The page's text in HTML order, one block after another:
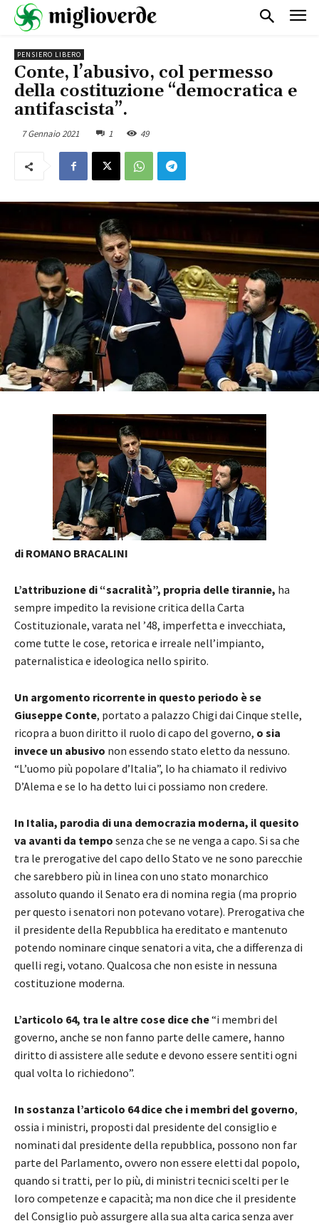
PENSIERO LIBERO
Conte, l’abusivo, col permesso
della costituzione “democratica e
antifascista”.
7 Gennaio 2021 1 49
di ROMANO BRACALINI
L’attribuzione di “sacralità”, propria delle tirannie, ha
sempre impedito la revisione critica della Carta
Costituzionale, varata nel ’48, imperfetta e invecchiata,
come tutte le cose, retorica e irreale nell’impianto,
paternalistica e ideologica nello spirito.
Un argomento ricorrente in questo periodo è se
Giuseppe Conte, portato a palazzo Chigi dai Cinque stelle,
ricopra a buon diritto il ruolo di capo del governo, o sia
invece un abusivo non essendo stato eletto da nessuno.
“L’uomo più popolare d’Italia”, lo ha chiamato il redivivo
D’Alema e se lo ha detto lui ci possiamo non credere.
In Italia, parodia di una democrazia moderna, il quesito
va avanti da tempo senza che se ne venga a capo. Si sa che
tra le prerogative del capo dello Stato ve ne sono parecchie
che sarebbero più in linea con uno stato monarchico
assoluto quando il Senato era di nomina regia (ma proprio
per questo i senatori non potevano votare). Prerogativa che
il presidente della Repubblica ha ereditato e mantenuto
potendo nominare cinque senatori a vita, che a differenza di
quelli regi, votano. Qualcosa che non esiste in nessuna
costituzione moderna.
L’articolo 64, tra le altre cose dice che“i membri del
governo, anche se non fanno parte delle camere, hanno
diritto di assistere alle sedute e devono essere sentiti ogni
qual volta lo richiedono”.
In sostanza l’articolo 64 dice che i membri del governo,
ossia i ministri, proposti dal presidente del consiglio e
nominati dal presidente della repubblica, possono non far
parte del Parlamento, ovvero non essere eletti dal popolo,
quando si tratti, per lo più, di ministri tecnici scelti per le
loro competenze e capacità; ma non dice che il presidente
del Consiglio può assurgere alla sua alta carica senza aver